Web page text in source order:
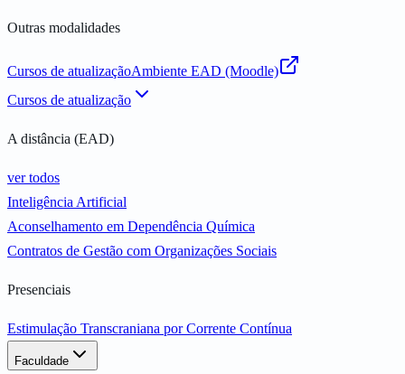
Outras modalidades
Cursos de atualizaçãoAmbiente EAD (Moodle)
Cursos de atualização
A distância (EAD)
ver todos
Inteligência Artificial
Aconselhamento em Dependência Química
Contratos de Gestão com Organizações Sociais
Presenciais
Estimulação Transcraniana por Corrente Contínua
Faculdade